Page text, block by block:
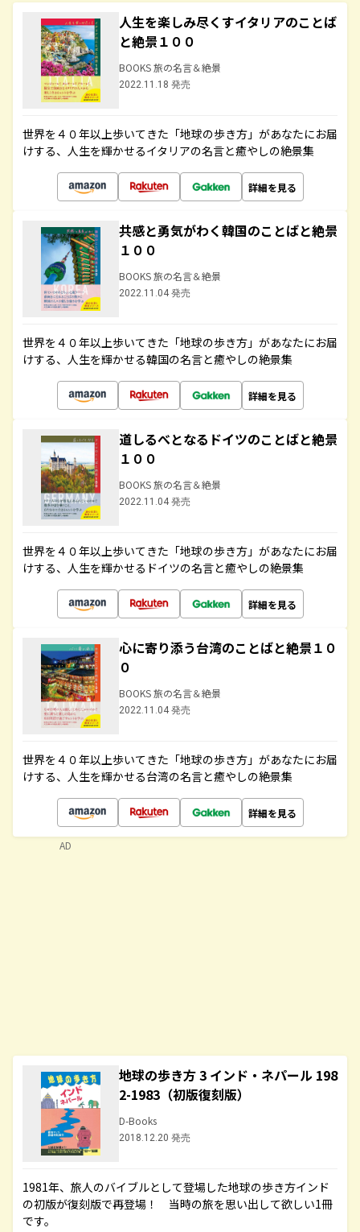
人生を楽しみ尽くすイタリアのことば
と絶景１００
BOOKS 旅の名言＆絶景
2022.11.18 発売
世界を４０年以上歩いてきた「地球の歩き方」があなたにお届
けする、人生を輝かせるイタリアの名言と癒やしの絶景集
詳細を見る
共感と勇気がわく韓国のことばと絶景
１００
BOOKS 旅の名言＆絶景
2022.11.04 発売
世界を４０年以上歩いてきた「地球の歩き方」があなたにお届
けする、人生を輝かせる韓国の名言と癒やしの絶景集
詳細を見る
道しるべとなるドイツのことばと絶景
１００
BOOKS 旅の名言＆絶景
2022.11.04 発売
世界を４０年以上歩いてきた「地球の歩き方」があなたにお届
けする、人生を輝かせるドイツの名言と癒やしの絶景集
詳細を見る
心に寄り添う台湾のことばと絶景１０
０
BOOKS 旅の名言＆絶景
2022.11.04 発売
世界を４０年以上歩いてきた「地球の歩き方」があなたにお届
けする、人生を輝かせる台湾の名言と癒やしの絶景集
詳細を見る
地球の歩き方 3 インド・ネパール 198
2-1983（初版復刻版）
D-Books
2018.12.20 発売
1981年、旅人のバイブルとして登場した地球の歩き方インド
の初版が復刻版で再登場！ 当時の旅を思い出して欲しい1冊
です。
AD